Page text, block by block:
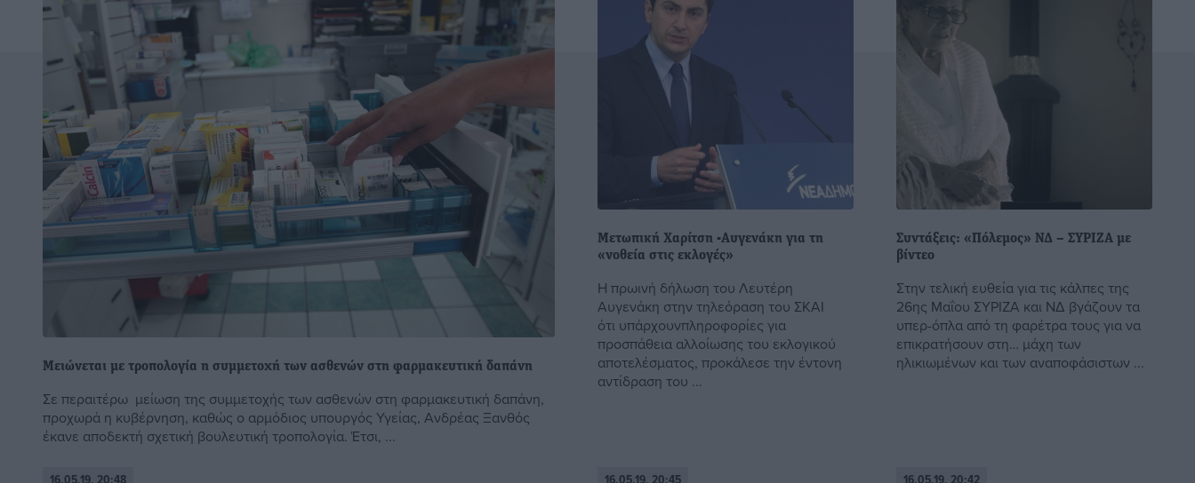
Μειώνεται με τροπολογία η συμμετοχή των ασθενών στη φαρμακευτική δαπάνη
Σε περαιτέρω μείωση της συμμετοχής των ασθενών στη φαρμακευτική δαπάνη,
προχωρά η κυβέρνηση, καθώς ο αρμόδιος υπουργός Υγείας, Ανδρέας Ξανθός
έκανε αποδεκτή σχετική βουλευτική τροπολογία. Έτσι, ...
16.05.19, 20:48
Μετωπική Χαρίτση -Αυγενάκη για τη
«νοθεία στις εκλογές»
Η πρωινή δήλωση του Λευτέρη
Αυγενάκη στην τηλεόραση του ΣΚΑΙ
ότι υπάρχουνπληροφορίες για
προσπάθεια αλλοίωσης του εκλογικού
αποτελέσματος, προκάλεσε την έντονη
αντίδραση του ...
16.05.19, 20:45
Συντάξεις: «Πόλεμος» ΝΔ – ΣΥΡΙΖΑ με
βίντεο
Στην τελική ευθεία για τις κάλπες της
26ης Μαΐου ΣΥΡΙΖΑ και ΝΔ βγάζουν τα
υπερ-όπλα από τη φαρέτρα τους για να
επικρατήσουν στη… μάχη των
ηλικιωμένων και των αναποφάσιστων ...
16.05.19, 20:42